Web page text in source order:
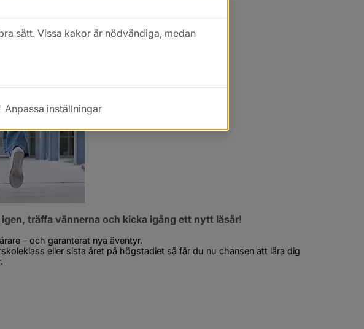
träffa vännerna och kicka igång ett nytt läsår!
– och garanterat nya äventyr.
eller sista året på högstadiet så får du nu chansen att lära dig
sätt. Vissa kakor är nödvändiga, medan
Anpassa inställningar